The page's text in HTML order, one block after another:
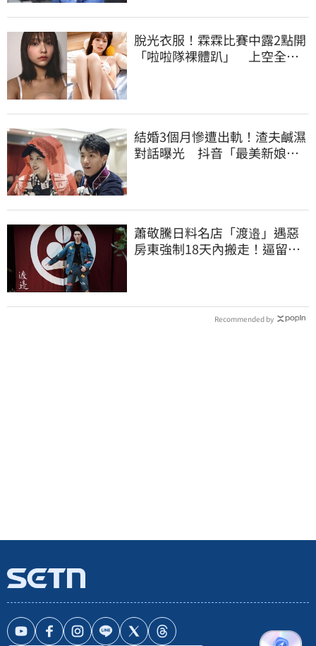
脫光衣服！霖霖比賽中露2點開
「啦啦隊裸體趴」 上空全裸
結婚3個月慘遭出軌！渣夫鹹濕
對話曝光 抖音「最美新娘」
蕭敬騰日料名店「渡邉」遇惡
房東強制18天內搬走！逼留裝
Recommended by